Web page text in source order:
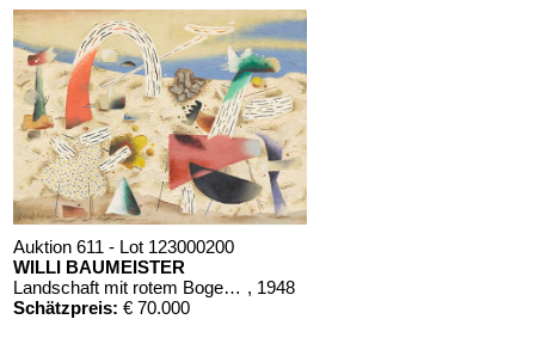
Auktion 611 - Lot 123000200
WILLI BAUMEISTER
Landschaft mit rotem Bogen (Sommerfest) , 1948
Schätzpreis: € 70.000